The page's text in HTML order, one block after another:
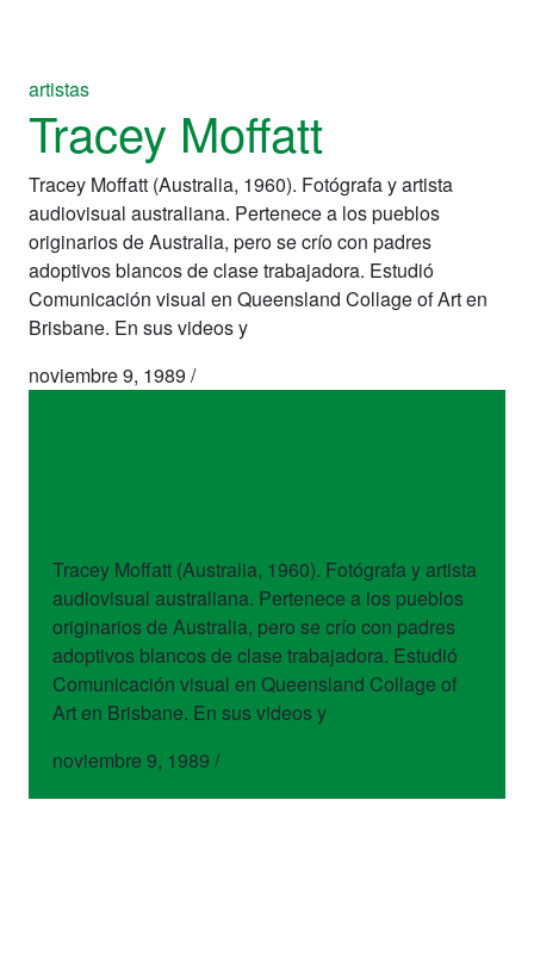
artistas
Tracey Moffatt
Tracey Moffatt (Australia, 1960). Fotógrafa y artista
audiovisual australiana. Pertenece a los pueblos
originarios de Australia, pero se crío con padres
adoptivos blancos de clase trabajadora. Estudió
Comunicación visual en Queensland Collage of Art en
Brisbane. En sus videos y
noviembre 9, 1989 /
Tracey Moffatt (Australia, 1960). Fotógrafa y artista
audiovisual australiana. Pertenece a los pueblos
originarios de Australia, pero se crío con padres
adoptivos blancos de clase trabajadora. Estudió
Comunicación visual en Queensland Collage of
Art en Brisbane. En sus videos y
noviembre 9, 1989 /